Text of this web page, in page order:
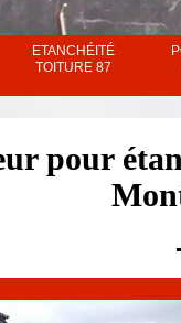
ETANCHÉITÉ
TOITURE 87
pour